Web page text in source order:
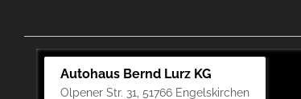
Autohaus Bernd Lurz KG
Olpener Str. 31, 51766 Engelskirchen